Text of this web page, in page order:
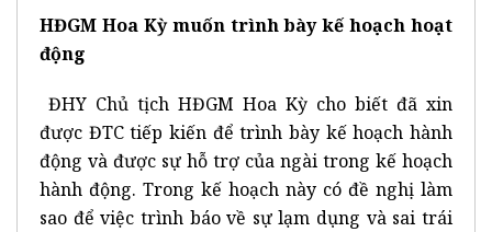
HĐGM Hoa Kỳ muốn trình bày kế hoạch hoạt
động
ĐHY Chủ tịch HĐGM Hoa Kỳ cho biết đã xin
được ĐTC tiếp kiến để trình bày kế hoạch hành
động và được sự hỗ trợ của ngài trong kế hoạch
hành động. Trong kế hoạch này có đề nghị làm
sao để việc trình báo về sự lạm dụng và sai trái